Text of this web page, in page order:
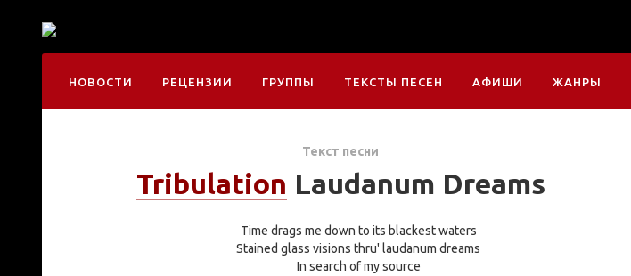
НОВОСТИ РЕЦЕНЗИИ ГРУППЫ ТЕКСТЫ ПЕСЕН АФИШИ ЖАНРЫ
Текст песни
Tribulation Laudanum Dreams
Time drags me down to its blackest waters
Stained glass visions thru' laudanum dreams
In search of my source